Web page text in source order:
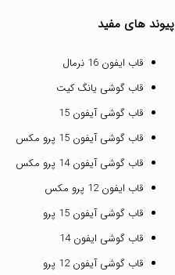
پیوند های مفید
قاب ایفون 16 نرمال
قاب گوشی یانگ کیت
قاب گوشی آیفون 15
قاب گوشی آیفون 15 پرو مکس
قاب گوشی آیفون 14 پرو مکس
قاب ایفون 12 پرو مکس
قاب گوشی آیفون 15 پرو
قاب گوشی ایفون 14
قاب گوشی آیفون 12 پرو